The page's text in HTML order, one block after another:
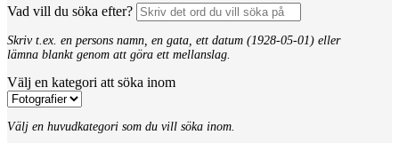
Vad vill du söka efter?
Skriv t.ex. en persons namn, en gata, ett datum (1928-05-01) eller
lämna blankt genom att göra ett mellanslag.
Välj en kategori att söka inom
Välj en huvudkategori som du vill söka inom.